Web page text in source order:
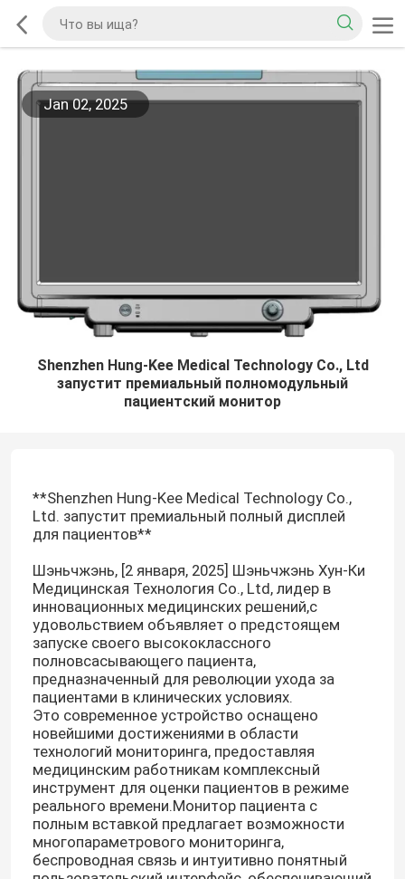
Jan 02, 2025
Shenzhen Hung-Kee Medical Technology Co., Ltd
запустит премиальный полномодульный
пациентский монитор
**Shenzhen Hung-Kee Medical Technology Co.,
Ltd. запустит премиальный полный дисплей
для пациентов**
Шэньчжэнь, [2 января, 2025] Шэньчжэнь Хун-Ки
Медицинская Технология Co., Ltd, лидер в
инновационных медицинских решений,с
удовольствием объявляет о предстоящем
запуске своего высококлассного
полновсасывающего пациента,
предназначенный для революции ухода за
пациентами в клинических условиях.
Это современное устройство оснащено
новейшими достижениями в области
технологий мониторинга, предоставляя
медицинским работникам комплексный
инструмент для оценки пациентов в режиме
реального времени.Монитор пациента с
полным вставкой предлагает возможности
многопараметрового мониторинга,
беспроводная связь и интуитивно понятный